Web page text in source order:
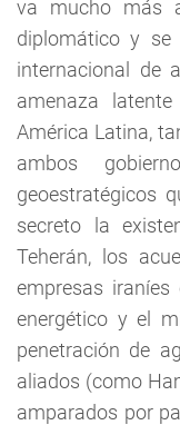
va mucho más
diplomático y se
internacional de
amenaza
América Latina,
ambos
geoestratégicos
secreto la
Teherán, los
empresas iraníes
energético y el
penetración de
aliados (como
amparados por